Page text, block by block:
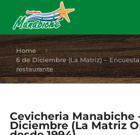
Home
6 de Diciembre (La Matriz) –
restaurante
Cevicheria Manabiche
Diciembre (La Matriz